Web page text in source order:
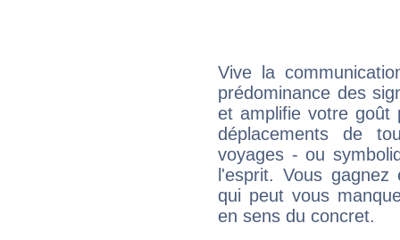
Vive la
prédominance des
et amplifie votre goût
déplacements de
voyages - ou
l'esprit. Vous
qui peut vous
en sens du concret.